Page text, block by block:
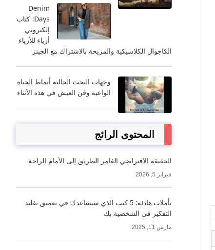
Denim
Days: كتاب
إلكتروني
أزياء للأزياء
الكاجوال الكلاسيكية والمريحة بالاشتراك مع الجينز
وجهات البحث الحالية أنماط الحياة
الواعية وفن العيش في هذه الأثناء
المحتوى الرائج
الحقيقة الافتراضي الغامر الطريق إلى الأمام الراحة
فبراير 5, 2026
تأملات هادئة: 5 كتب الذي سيساعدك في تعميق تقليد
التفكير في الشخصية بك
مارس 11, 2025